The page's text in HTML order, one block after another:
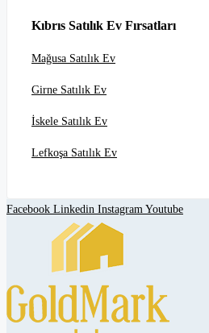
Kıbrıs Satılık Ev Fırsatları
Mağusa Satılık Ev
Girne Satılık Ev
İskele Satılık Ev
Lefkoşa Satılık Ev
Facebook Linkedin Instagram Youtube